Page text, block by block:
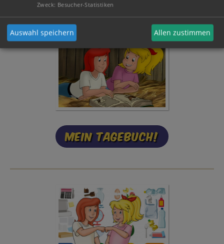
Mein Tagebuch!
Zweck: Besucher-Statistiken
Auswahl speichern Allen zustimmen